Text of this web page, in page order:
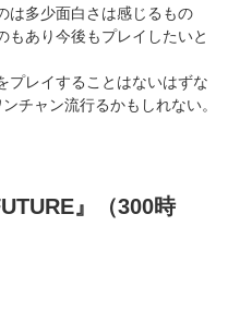
は多少面白さは感じるもの
もあり今後もプレイしたいと
プレイすることはないはずな
チャン流行るかもしれない。
』（300時